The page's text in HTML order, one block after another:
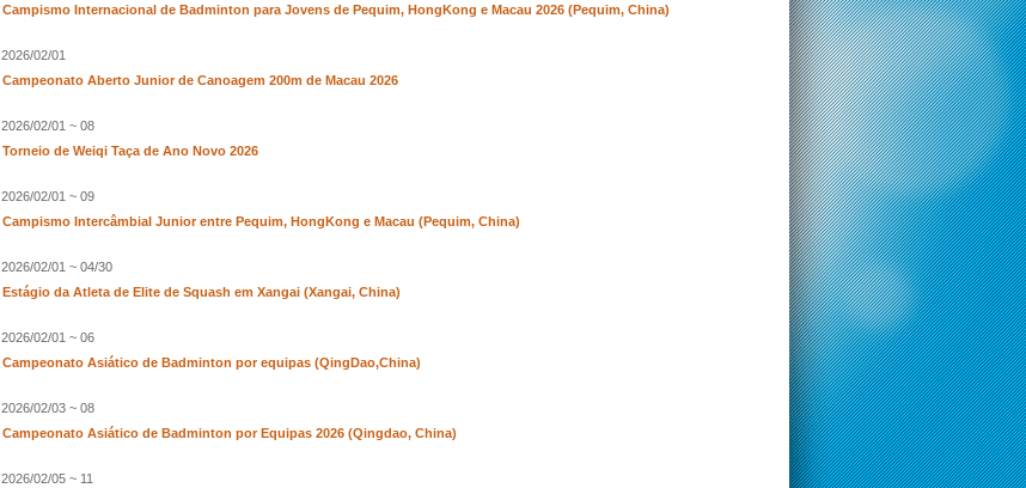
Campismo Internacional de Badminton para Jovens de Pequim, HongKong e Macau 2026 (Pequim, China)
2026/02/01
Campeonato Aberto Junior de Canoagem 200m de Macau 2026
2026/02/01 ~ 08
Torneio de Weiqi Taça de Ano Novo 2026
2026/02/01 ~ 09
Campismo Intercâmbial Junior entre Pequim, HongKong e Macau (Pequim, China)
2026/02/01 ~ 04/30
Estágio da Atleta de Elite de Squash em Xangai (Xangai, China)
2026/02/01 ~ 06
Campeonato Asiático de Badminton por equipas (QingDao,China)
2026/02/03 ~ 08
Campeonato Asiático de Badminton por Equipas 2026 (Qingdao, China)
2026/02/05 ~ 11